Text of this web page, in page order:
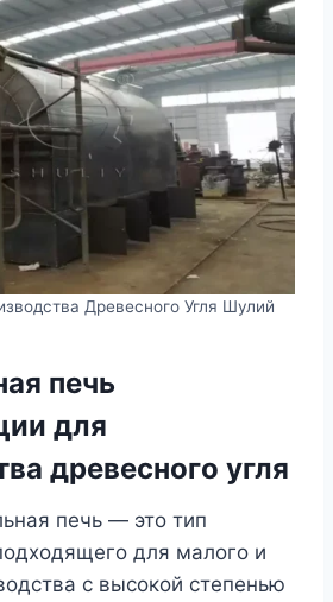
Древесного Угля Шулий
печь
для
древесного угля
печь — это тип
для малого и
с высокой степенью